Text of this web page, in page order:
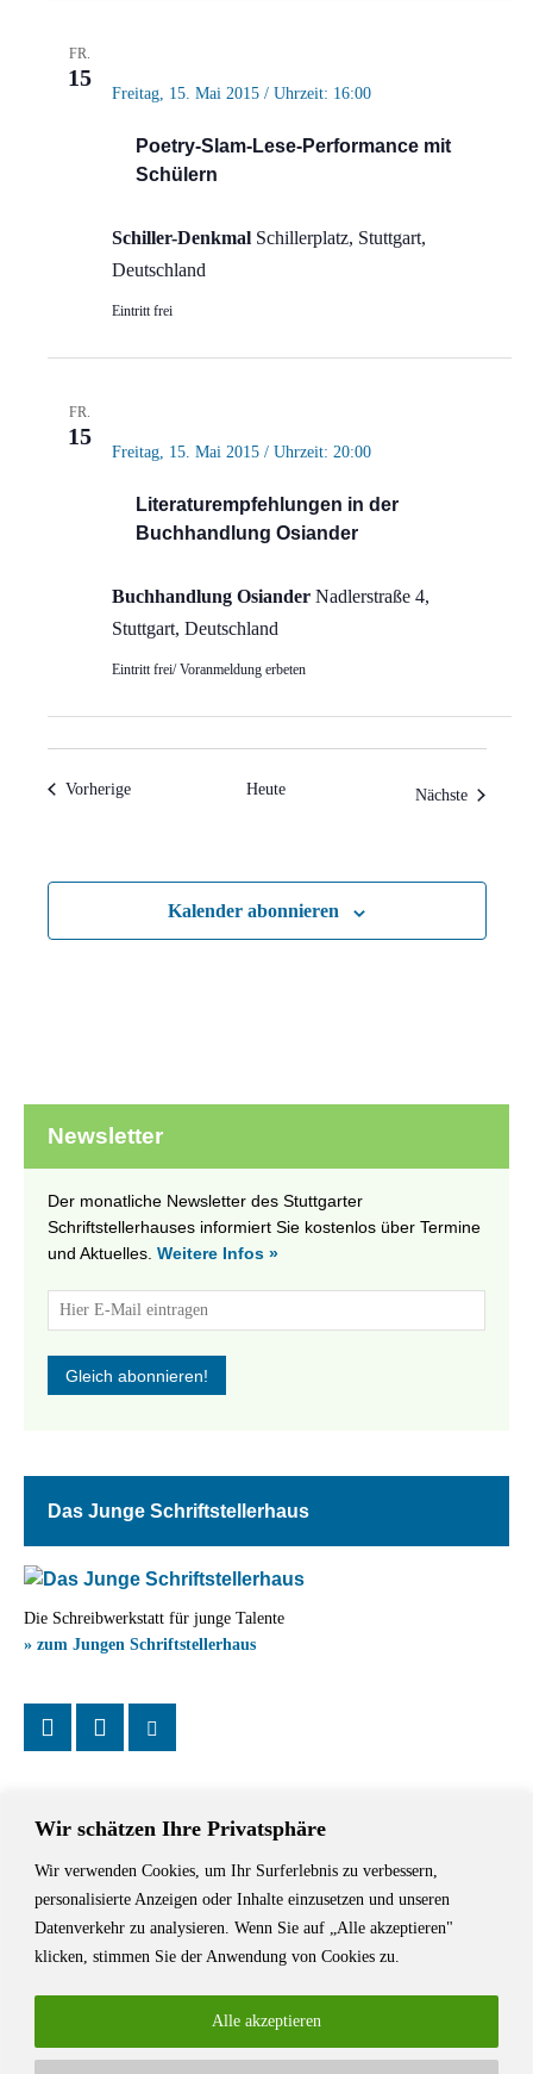
Wir schätzen Ihre Privatsphäre
Wir verwenden Cookies, um Ihr Surferlebnis zu verbessern,
personalisierte Anzeigen oder Inhalte einzusetzen und unseren
Datenverkehr zu analysieren. Wenn Sie auf „Alle akzeptieren"
klicken, stimmen Sie der Anwendung von Cookies zu.
Alle akzeptieren
FR.
15
Poetry-Slam-Lese-Performance mit
Schülern
Freitag, 15. Mai 2015 / Uhrzeit: 16:00
Schiller-Denkmal Schillerplatz, Stuttgart,
Deutschland
Eintritt frei
FR.
15
Literaturempfehlungen in der
Buchhandlung Osiander
Freitag, 15. Mai 2015 / Uhrzeit: 20:00
Buchhandlung Osiander Nadlerstraße 4,
Stuttgart, Deutschland
Eintritt frei/ Voranmeldung erbeten
VorherigeVeranstaltungen Heute Nächste
Kalender abonnieren
Newsletter
Der monatliche Newsletter des Stuttgarter
Schriftstellerhauses informiert Sie kostenlos über Termine
und Aktuelles. Weitere Infos »
Das Junge Schriftstellerhaus
Die Schreibwerkstatt für junge Talente
» zum Jungen Schriftstellerhaus
Das Schriftstellerhaus ist ein beliebter Treffpunkt für Autorinnen und
Autoren aus Stuttgart und der Region sowie ein Veranstaltungsort für
Lesungen, Tagungen und Schreibwerkstätten.